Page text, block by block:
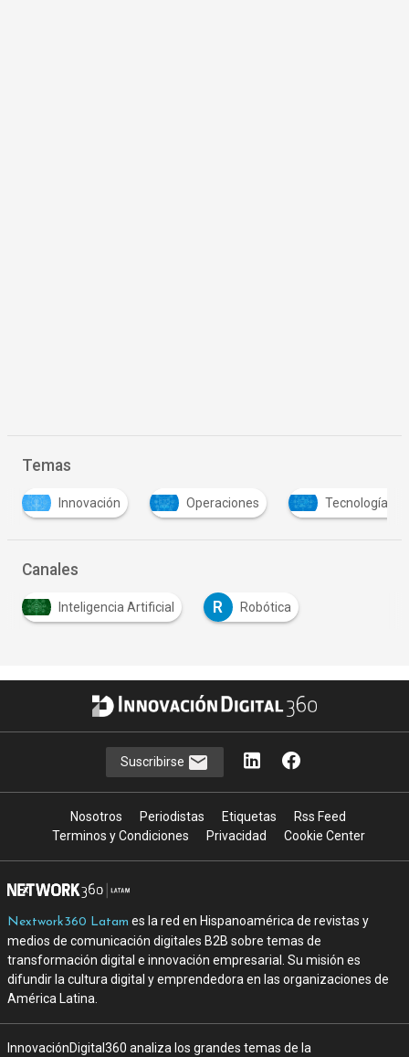
Temas
Innovación Operaciones Tecnología y
Canales
Inteligencia Artificial R Robótica
Suscribirse
Nosotros Periodistas Etiquetas
Rss Feed
Terminos y Condiciones
Privacidad Cookie Center
Nextwork360 Latam es la red en Hispanoamérica de revistas y
medios de comunicación digitales B2B sobre temas de
transformación digital e innovación empresarial. Su misión es
difundir la cultura digital y emprendedora en las organizaciones de
América Latina.
InnovaciónDigital360 analiza los grandes temas de la